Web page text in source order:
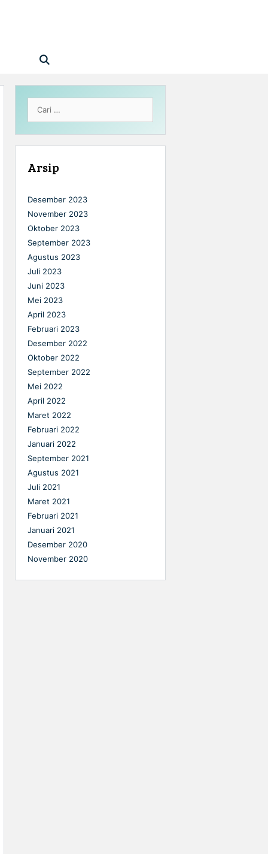
untuk:
Arsip
Desember 2023
November 2023
Oktober 2023
September 2023
Agustus 2023
Juli 2023
Juni 2023
Mei 2023
April 2023
Februari 2023
Desember 2022
Oktober 2022
September 2022
Mei 2022
April 2022
Maret 2022
Februari 2022
Januari 2022
September 2021
Agustus 2021
Juli 2021
Maret 2021
Februari 2021
Januari 2021
Desember 2020
November 2020